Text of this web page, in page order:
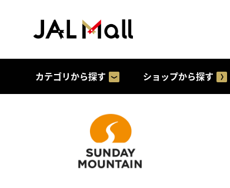
カテゴリから探す ショップから探す